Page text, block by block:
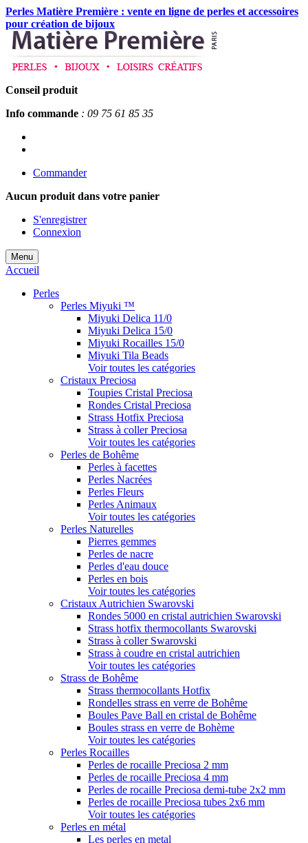
Perles Matière Première : vente en ligne de perles et accessoires
pour création de bijoux
Conseil produit
Info commande : 09 75 61 85 35
Commander
Aucun produit dans votre panier
S'enregistrer
Connexion
Menu
Accueil
Perles
Perles Miyuki ™
Miyuki Delica 11/0
Miyuki Delica 15/0
Miyuki Rocailles 15/0
Miyuki Tila Beads
Voir toutes les catégories
Cristaux Preciosa
Toupies Cristal Preciosa
Rondes Cristal Preciosa
Strass Hotfix Preciosa
Strass à coller Preciosa
Voir toutes les catégories
Perles de Bohême
Perles à facettes
Perles Nacrées
Perles Fleurs
Perles Animaux
Voir toutes les catégories
Perles Naturelles
Pierres gemmes
Perles de nacre
Perles d'eau douce
Perles en bois
Voir toutes les catégories
Cristaux Autrichien Swarovski
Rondes 5000 en cristal autrichien Swarovski
Strass hotfix thermocollants Swarovski
Strass à coller Swarovski
Strass à coudre en cristal autrichien
Voir toutes les catégories
Strass de Bohême
Strass thermocollants Hotfix
Rondelles strass en verre de Bohême
Boules Pave Ball en cristal de Bohême
Boules strass en verre de Bohème
Voir toutes les catégories
Perles Rocailles
Perles de rocaille Preciosa 2 mm
Perles de rocaille Preciosa 4 mm
Perles de rocaille Preciosa demi-tube 2x2 mm
Perles de rocaille Preciosa tubes 2x6 mm
Voir toutes les catégories
Perles en métal
Les perles en metal